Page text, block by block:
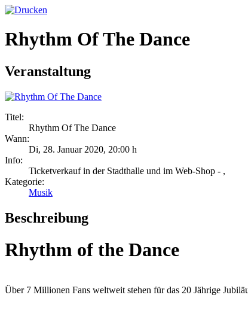
Rhythm Of The Dance
Veranstaltung
Titel:
Rhythm Of The Dance
Wann:
Di, 28. Januar 2020, 20:00 h
Info:
Ticketverkauf in der Stadthalle und im Web-Shop - ,
Kategorie:
Musik
Beschreibung
Rhythm of the Dance
Über 7 Millionen Fans weltweit stehen für das 20 Jährige